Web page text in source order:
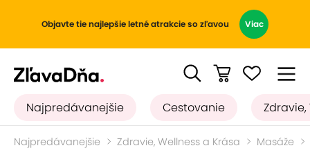
Objavte tie najlepšie letné atrakcie so zľavou Viac
Najpredávanejšie Cestovanie Zdravie,
Najpredávanejšie Zdravie, Wellness a Krása Masáže